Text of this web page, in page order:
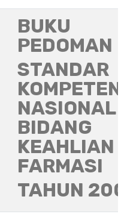
BUKU
PEDOMAN
STANDAR
NASIONAL
BIDANG
KEAHLIAN
FARMASI
TAHUN